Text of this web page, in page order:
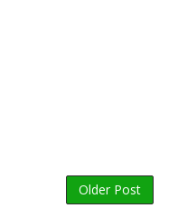
Older Post